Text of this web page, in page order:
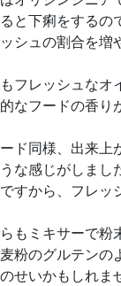
と下痢をするの
シュの割合を増
フレッシュなオ
なフードの香り
ド同様、出来上
な感じがしまし
すから、フレッ
もミキサーで粉
粉のグルテンの
せいかもしれま